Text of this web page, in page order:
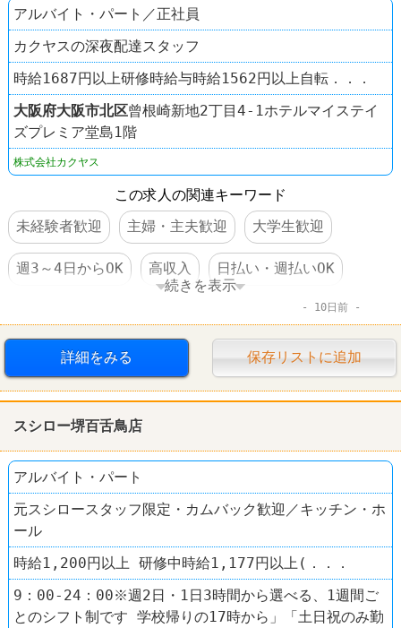
アルバイト・パート／正社員
カクヤスの深夜配達スタッフ
時給1687円以上研修時給与時給1562円以上自転．．．
大阪府大阪市北区曾根崎新地2丁目4-1ホテルマイステイ
ズプレミア堂島1階
株式会社カクヤス
この求人の関連キーワード
未経験者歓迎
主婦・主夫歓迎 大学生歓迎
週3～4日からOK 高収入 日払い・週払いOK
オープニングスタッフ その他小売店
なんでも酒や カクヤス
続きを表示
10日前
詳細をみる 保存リストに追加
スシロー堺百舌鳥店
アルバイト・パート
元スシロースタッフ限定・カムバック歓迎／キッチン・ホ
ール
時給1,200円以上 研修中時給1,177円以上(．．．
9：00-24：00※週2日・1日3時間から選べる、1週間ご
とのシフト制です 学校帰りの17時から」「土日祝のみ勤